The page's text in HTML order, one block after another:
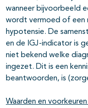
wanneer bijvoorbeeld
wordt vermoed of een
hypotensie. De
en de IGJ-indicator is
niet bekend welke
ingezet. Dit is een
beantwoorden, is
Waarden en